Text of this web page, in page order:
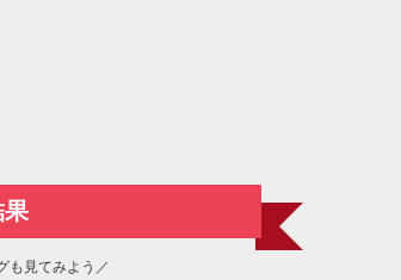
果
も見てみよう／